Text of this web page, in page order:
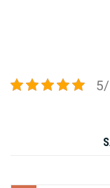
Dụng Cụ